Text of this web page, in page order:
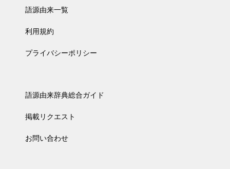
語源由来一覧
利用規約
プライバシーポリシー
語源由来辞典総合ガイド
掲載リクエスト
お問い合わせ